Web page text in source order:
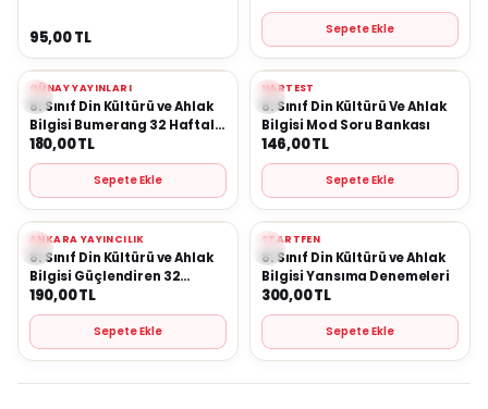
95,00TL Sepete Ekle
Yeni
Favorilere Ekle
GÜNAY YAYINLARI
8. Sınıf Din Kültürü ve Ahlak
Bilgisi Bumerang 32 Haftalık
Denemeleri
180,00TL
Sepete Ekle
Yeni
Favorilere Ekle
NARTEST
8. Sınıf Din Kültürü Ve Ahlak
Bilgisi Mod Soru Bankası
146,00TL
Sepete Ekle
Yeni
Favorilere Ekle
ANKARA YAYINCILIK
8. Sınıf Din Kültürü ve Ahlak
Bilgisi Güçlendiren 32
Haftalık Kazanım
Denemeleri
190,00TL
Sepete Ekle
Yeni
Favorilere Ekle
STARTFEN
8. Sınıf Din Kültürü ve Ahlak
Bilgisi Yansıma Denemeleri
300,00TL
Sepete Ekle